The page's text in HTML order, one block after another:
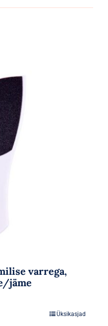
varrega,
jäme
Üksikasjad